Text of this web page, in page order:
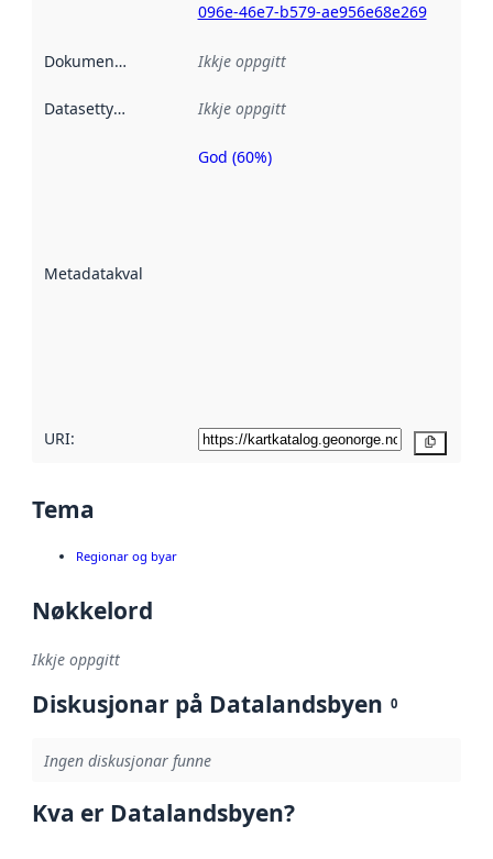
096e-46e7-b579-ae956e68e269
Dokumentasjon Ikkje oppgitt
Datasettype Ikkje oppgitt
Metadatakvalitet
Metadatakvalitet
God (60%)
URI:
Tema
Regionar og byar
Nøkkelord
Ikkje oppgitt
Diskusjonar på Datalandsbyen 0
Ingen diskusjonar funne
Kva er Datalandsbyen?